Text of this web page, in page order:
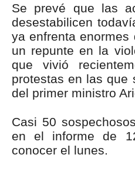
Se prevé que las
desestabilicen
ya enfrenta
un repunte en la
que vivió
protestas en las que
del primer ministro
Casi 50
en el informe de
conocer el lunes.